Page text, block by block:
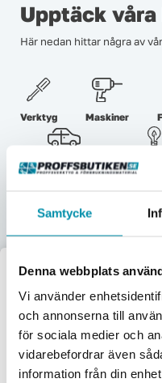
Samtycke
Denna webbplats
Vi använder
och annonserna till
för sociala medier och
vidarebefordrar även
information från din
Upptäck
Här nedan hittar några av
Verktyg Maskiner
Garage & verkstad El &
Lås & beslag
Jag